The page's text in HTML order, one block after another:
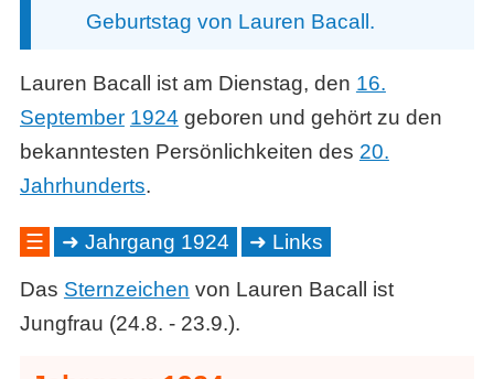
Geburtstag von Lauren Bacall.
Lauren Bacall ist am Dienstag, den 16.
September 1924 geboren und gehört zu den
bekanntesten Persönlichkeiten des 20.
Jahrhunderts.
☰ Jahrgang 1924 Links
Das Sternzeichen von Lauren Bacall ist
Jungfrau (24.8. - 23.9.).